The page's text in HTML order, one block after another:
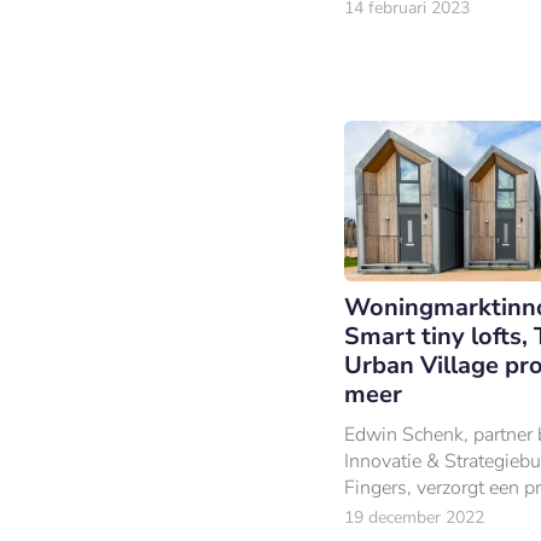
14 februari 2023
Smart tiny lofts,
Urban Village
meer
Edwin Schenk, partner
Innovatie &
Fingers, verzorgt een
tijdens de avondsessie
19 december 2022